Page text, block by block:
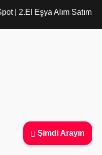
| 2.El Eşya Alım Satım
Şimdi Arayın